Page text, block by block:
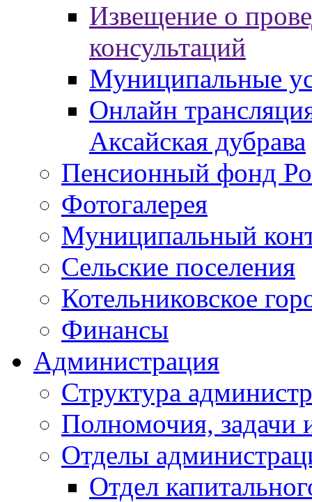
Извещение о
консультаций
Муниципальные
Онлайн
Аксайская дубрава
Пенсионный фонд
Фотогалерея
Муниципальный
Сельские поселения
Котельниковское
Финансы
Администрация
Структура
Полномочия, задачи
Отделы
Отдел